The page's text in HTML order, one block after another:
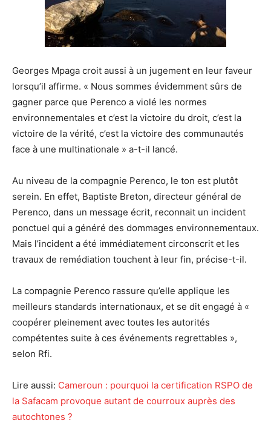
Georges Mpaga croit aussi à un jugement en leur faveur
lorsqu’il affirme. « Nous sommes évidemment sûrs de
gagner parce que Perenco a violé les normes
environnementales et c’est la victoire du droit, c’est la
victoire de la vérité, c’est la victoire des communautés
face à une multinationale » a-t-il lancé.
Au niveau de la compagnie Perenco, le ton est plutôt
serein. En effet, Baptiste Breton, directeur général de
Perenco, dans un message écrit, reconnait un incident
ponctuel qui a généré des dommages environnementaux.
Mais l’incident a été immédiatement circonscrit et les
travaux de remédiation touchent à leur fin, précise-t-il.
La compagnie Perenco rassure qu’elle applique les
meilleurs standards internationaux, et se dit engagé à «
coopérer pleinement avec toutes les autorités
compétentes suite à ces événements regrettables »,
selon Rfi.
Lire aussi: Cameroun : pourquoi la certification RSPO de
la Safacam provoque autant de courroux auprès des
autochtones ?